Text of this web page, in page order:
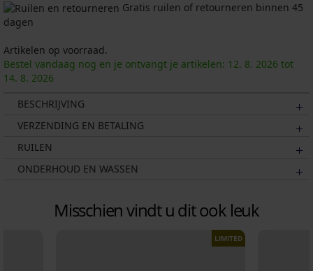
Gratis ruilen of retourneren binnen 45
dagen
Artikelen op voorraad.
Bestel vandaag nog en je ontvangt je artikelen: 12. 8. 2026 tot
14. 8. 2026
BESCHRIJVING
VERZENDING EN BETALING
RUILEN
ONDERHOUD EN WASSEN
Misschien vindt u dit ook leuk
LIMITED